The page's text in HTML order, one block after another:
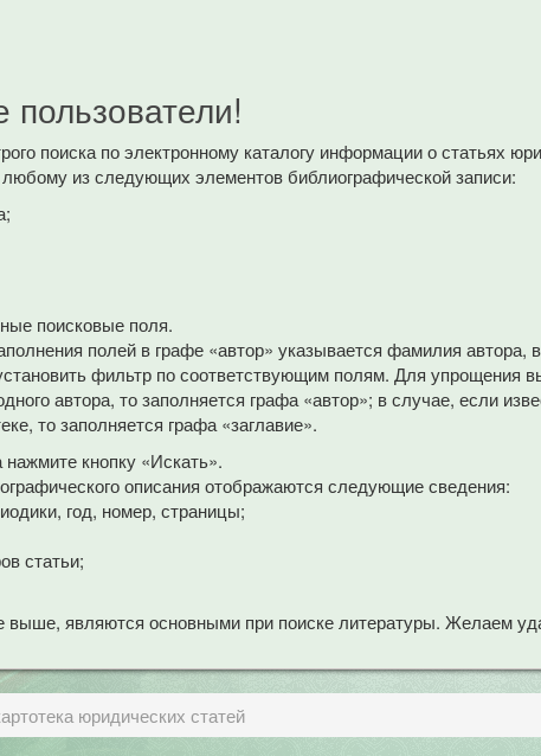
поиска по электронному каталогу информации о статьях
из следующих элементов библиографической записи:
поисковые поля.
полей в графе «автор» указывается фамилия
фильтр по соответствующим полям. Для
автора, то заполняется графа «автор»; в случае, если
то заполняется графа «заглавие».
кнопку «Искать».
описания отображаются следующие сведения:
год, номер, страницы;
статьи;
выше, являются основными при поиске литературы. Желаем
юридических статей